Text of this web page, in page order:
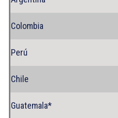
Colombia
Perú
Chile
Guatemala*